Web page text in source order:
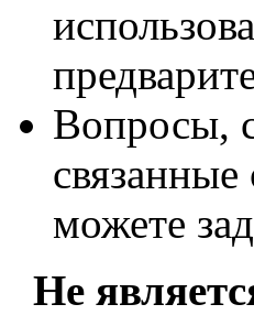
Вопросы,
можете
Не